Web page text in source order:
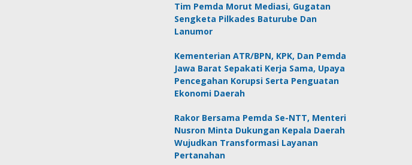
Tim Pemda Morut Mediasi, Gugatan
Sengketa Pilkades Baturube Dan
Lanumor
Kementerian ATR/BPN, KPK, Dan Pemda
Jawa Barat Sepakati Kerja Sama, Upaya
Pencegahan Korupsi Serta Penguatan
Ekonomi Daerah
Rakor Bersama Pemda Se-NTT, Menteri
Nusron Minta Dukungan Kepala Daerah
Wujudkan Transformasi Layanan
Pertanahan